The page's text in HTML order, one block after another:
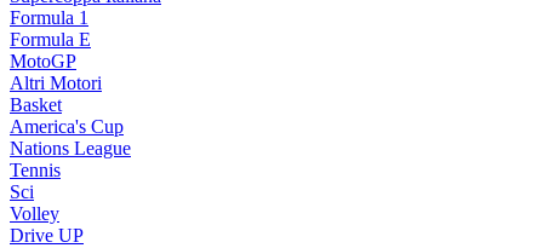
Formula 1
Formula E
MotoGP
Altri Motori
Basket
America's Cup
Nations League
Tennis
Sci
Volley
Drive UP